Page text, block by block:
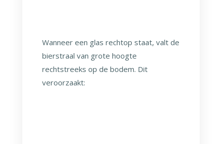
Wanneer een glas rechtop staat, valt de
bierstraal van grote hoogte
rechtstreeks op de bodem. Dit
veroorzaakt: